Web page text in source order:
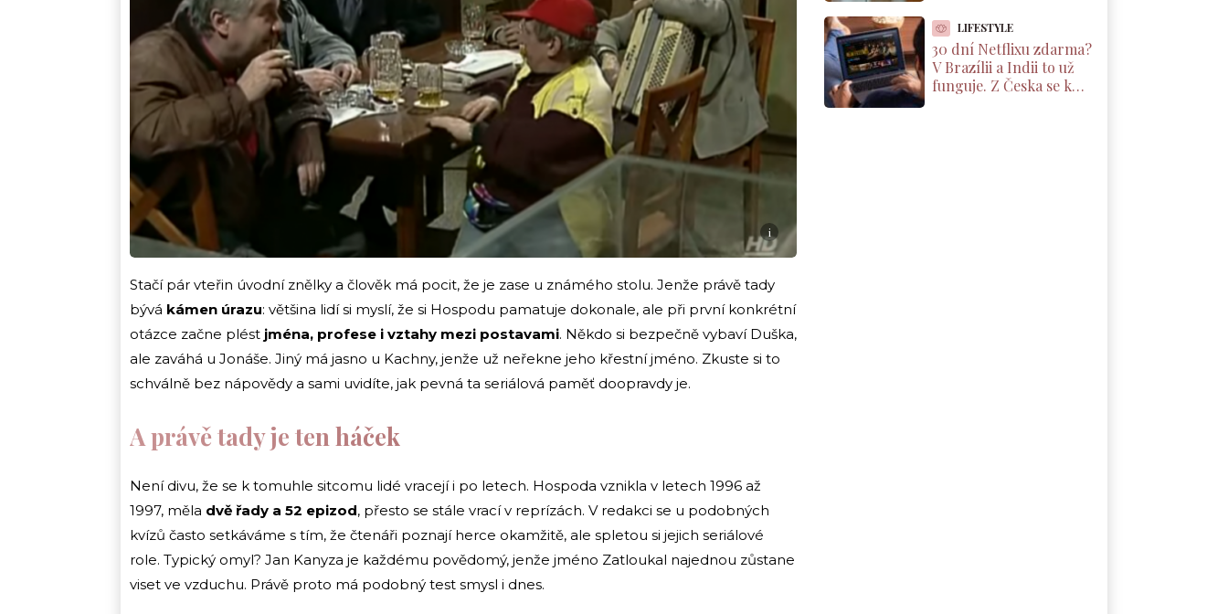
i
Stačí pár vteřin úvodní znělky a člověk má pocit, že je zase u známého stolu. Jenže právě tady
bývá kámen úrazu: většina lidí si myslí, že si Hospodu pamatuje dokonale, ale při první konkrétní
otázce začne plést jména, profese i vztahy mezi postavami. Někdo si bezpečně vybaví Duška,
ale zaváhá u Jonáše. Jiný má jasno u Kachny, jenže už neřekne jeho křestní jméno. Zkuste si to
schválně bez nápovědy a sami uvidíte, jak pevná ta seriálová paměť doopravdy je.
A právě tady je ten háček
Není divu, že se k tomuhle sitcomu lidé vracejí i po letech. Hospoda vznikla v letech 1996 až
1997, měla dvě řady a 52 epizod, přesto se stále vrací v reprízách. V redakci se u podobných
kvízů často setkáváme s tím, že čtenáři poznají herce okamžitě, ale spletou si jejich seriálové
role. Typický omyl? Jan Kanyza je každému povědomý, jenže jméno Zatloukal najednou zůstane
viset ve vzduchu. Právě proto má podobný test smysl i dnes.
jednou podmínkou
LIFESTYLE
30 dní Netflixu zdarma?
V Brazílii a Indii to už
funguje. Z Česka se k